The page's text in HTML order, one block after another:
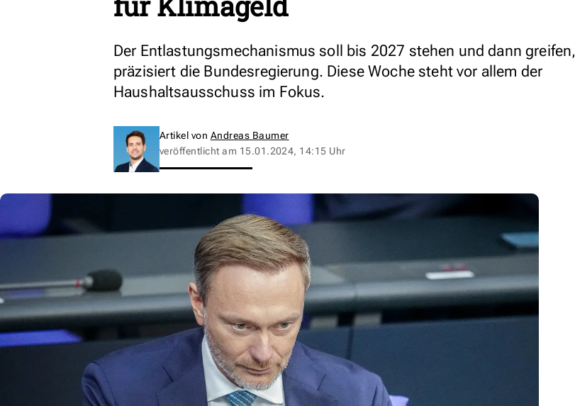
Der Entlastungsmechanismus soll bis 2027 stehen und dann greifen,
präzisiert die Bundesregierung. Diese Woche steht vor allem der
Haushaltsausschuss im Fokus.
Artikel von Andreas Baumer
veröffentlicht am 15.01.2024, 14:15 Uhr